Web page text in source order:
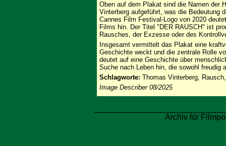
Oben auf dem Plakat sind die Namen der
Vinterberg aufgeführt, was die Bedeutung
Cannes Film Festival-Logo von 2020
Films hin. Der Titel "DER RAUSCH" ist
Rausches, der Exzesse oder des
Insgesamt vermittelt das Plakat eine
Geschichte weckt und die zentrale Rolle
deutet auf eine Geschichte über
Suche nach Leben hin, die sowohl
Schlagworte: Thomas Vinterberg,
Image Describer 08/2025
Archiv für